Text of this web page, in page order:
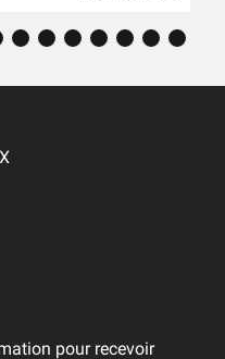
pour recevoir